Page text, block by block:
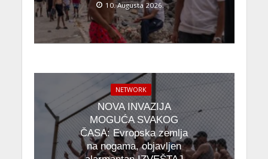
10. Augusta 2026.
NETWORK
NOVA INVAZIJA
MOGUĆA SVAKOG
ČASA: Evropska zemlja
na nogama, objavljen